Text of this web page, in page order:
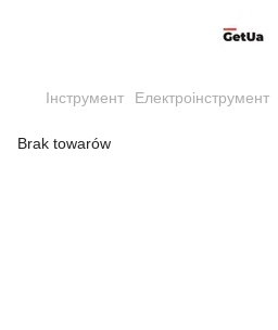
Інструмент Електроінструмент
Brak towarów